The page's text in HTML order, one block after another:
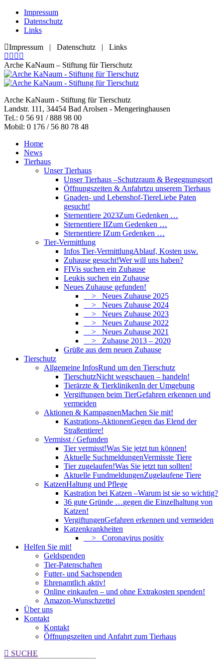
Zum
Inhalt
springen
Impressum
Datenschutz
Links
Impressum | Datenschutz | Links
Facebook
page
opens
in
window
YouTube
page
opens
in
window
RSS
page
opens
in
window
Mail
page
opens
new
window
Arche KaNaum – Stiftung für Tierschutz
Arche KaNaum - Stiftung für Tierschutz
Landstr. 111, 34454 Bad Arolsen - Mengeringhausen
Tel.: 0 56 91 / 888 98 00
Mobil: 0 176 / 56 80 78 48
Home
News
Tierhaus
Unser Tierhaus
Unser Tierhaus –Schutzraum & Begegnungsort
Öffnungszeiten & Anfahrtzu unserem Tierhaus
Gnaden- und Lebenshof-TiereLiebe Paten
gesucht!
Sternentiere 2023Zum Gedenken …
Sternentiere IIZum Gedenken …
Sternentiere IZum Gedenken …
Tier-Vermittlung
Infos Tier-VermittlungAblauf, Kosten usw.
Zuhause gesucht!Wer will uns haben?
FIVis suchen ein Zuhause
Leukis suchen ein Zuhause
Neues Zuhause gefunden!
> Neues Zuhause 2025
> Neues Zuhause 2024
> Neues Zuhause 2023
> Neues Zuhause 2022
> Neues Zuhause 2021
> Zuhause 2013 – 2020
Grüße aus dem neuen Zuhause
Tierschutz
Allgemeine InfosRund um den Tierschutz
TierschutzNicht wegschauen – handeln!
Tierärzte & TierklinikenIn der Umgebung
Vergiftungen beim TierGefahren erkennen und
vermeiden
Aktionen & KampagnenMachen Sie mit!
Kastrations-AktionenGegen das Elend der
Straßentiere!
Vermisst / Gefunden
Tier vermisst!Was Sie jetzt tun können!
Aktuelle SuchmeldungenVermisste Tiere
Tier zugelaufen!Was Sie jetzt tun sollten!
Aktuelle FundmeldungenZugelaufene Tiere
KatzenHaltung und Pflege
Kastration bei Katzen –Warum ist sie so wichtig?
36 gute Gründe …gegen die Einzelhaltung von
Katzen!
VergiftungenGefahren erkennen und vermeiden
Katzenkrankheiten
> Coronavirus positiv
Helfen Sie mit!
Geldspenden
Tier-Patenschaften
Futter- und Sachspenden
Ehrenamtlich aktiv!
Online einkaufen – und ohne Extrakosten spenden!
Amazon-Wunschzettel
Über uns
Kontakt
Kontakt
Öffnungszeiten und Anfahrt zum Tierhaus
Search:
SUCHE